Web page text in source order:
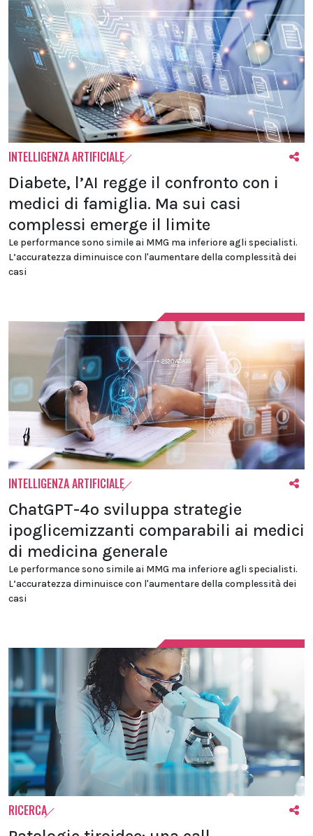
INTELLIGENZA ARTIFICIALE
Diabete, l’AI regge il confronto con i
medici di famiglia. Ma sui casi
complessi emerge il limite
Le performance sono simile ai MMG ma inferiore agli specialisti.
L’accuratezza diminuisce con l'aumentare della complessità dei
casi
INTELLIGENZA ARTIFICIALE
ChatGPT-4o sviluppa strategie
ipoglicemizzanti comparabili ai medici
di medicina generale
Le performance sono simile ai MMG ma inferiore agli specialisti.
L’accuratezza diminuisce con l'aumentare della complessità dei
casi
RICERCA